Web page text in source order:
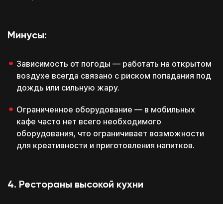
Минусы:
Зависимость от погоды — работать на открытом
воздухе всегда связано с риском попадания под
дождь или сильную жару.
Ограниченное оборудование — в мобильных
кафе часто нет всего необходимого
оборудования, что ограничивает возможности
для креативности и приготовления напитков.
4. Рестораны высокой кухни